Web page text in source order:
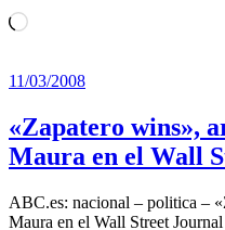
Cargando...
11/03/2008
«Zapatero wins»,
Maura en el Wall
ABC.es: nacional – politica –
Maura en el Wall Street